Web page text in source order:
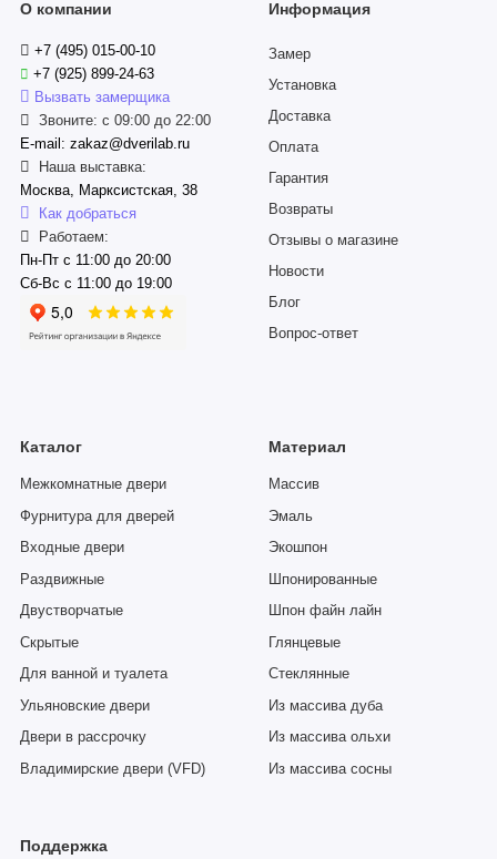
О компании
+7 (495) 015-00-10
+7 (925) 899-24-63
Вызвать замерщика
Звоните: с 09:00 до 22:00
E-mail: zakaz@dverilab.ru
Наша выставка:
Москва, Марксистская, 38
Как добраться
Работаем:
Пн-Пт с 11:00 до 20:00
Сб-Вс с 11:00 до 19:00
Информация
Замер
Установка
Доставка
Оплата
Гарантия
Возвраты
Отзывы о магазине
Новости
Блог
Вопрос-ответ
Каталог
Межкомнатные двери
Фурнитура для дверей
Входные двери
Раздвижные
Двустворчатые
Скрытые
Для ванной и туалета
Ульяновские двери
Двери в рассрочку
Владимирские двери (VFD)
Материал
Массив
Эмаль
Экошпон
Шпонированные
Шпон файн лайн
Глянцевые
Стеклянные
Из массива дуба
Из массива ольхи
Из массива сосны
Поддержка